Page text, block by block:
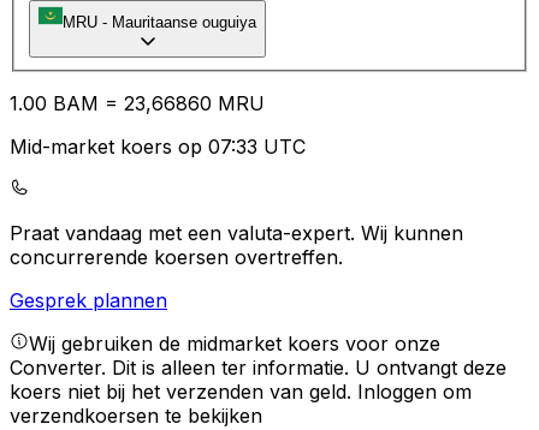
MRU - Mauritaanse ouguiya
1.00 BAM = 23,66860 MRU
Mid-market koers op 07:33 UTC
Praat vandaag met een valuta-expert. Wij kunnen
concurrerende koersen overtreffen.
Gesprek plannen
Wij gebruiken de midmarket koers voor onze
Converter. Dit is alleen ter informatie. U ontvangt deze
koers niet bij het verzenden van geld. Inloggen om
verzendkoersen te bekijken